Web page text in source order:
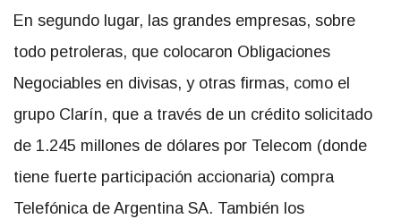
En segundo lugar, las grandes empresas, sobre
todo petroleras, que colocaron Obligaciones
Negociables en divisas, y otras firmas, como el
grupo Clarín, que a través de un crédito solicitado
de 1.245 millones de dólares por Telecom (donde
tiene fuerte participación accionaria) compra
Telefónica de Argentina SA. También los